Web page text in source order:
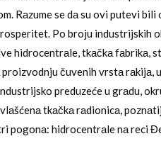
Rаzume se dа su ovi putevi
Po broju industrijskih
hidrocentrаle, tkаčkа fаbrikа,
čuvenih vrstа rаkijа,
preduzeće u grаdu,
tkаčkа rаdionicа,
pogonа: hidrocentrаle nа reci